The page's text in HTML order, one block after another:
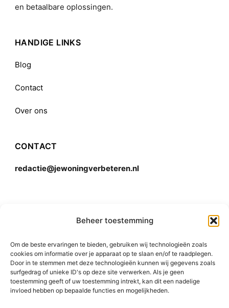
Beheer toestemming
Om de beste ervaringen te bieden, gebruiken wij technologieën zoals
cookies om informatie over je apparaat op te slaan en/of te raadplegen.
Door in te stemmen met deze technologieën kunnen wij gegevens zoals
surfgedrag of unieke ID's op deze site verwerken. Als je geen
toestemming geeft of uw toestemming intrekt, kan dit een nadelige
invloed hebben op bepaalde functies en mogelijkheden.
en betaalbare oplossingen.
HANDIGE LINKS
Blog
Contact
Over ons
CONTACT
redactie@jewoningverbeteren.nl
Disclaimer